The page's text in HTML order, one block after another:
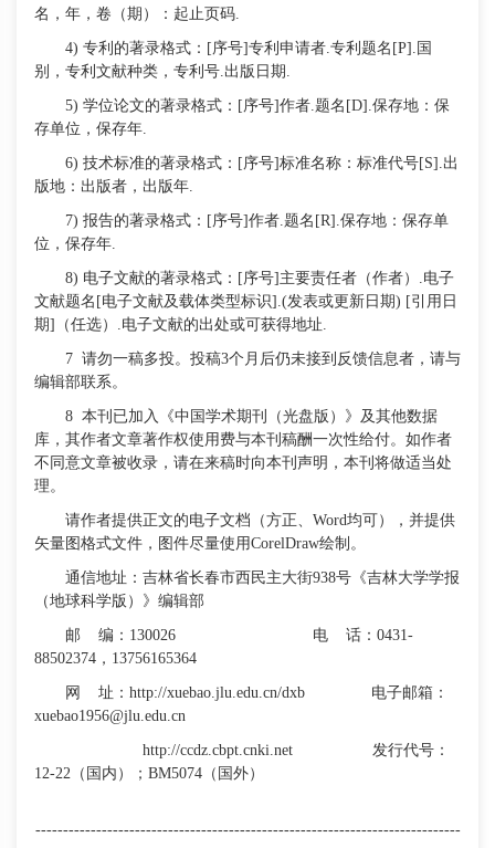
名，年，卷（期）：起止页码.
4) 专利的著录格式：[序号]专利申请者.专利题名[P].国
别，专利文献种类，专利号.出版日期.
5) 学位论文的著录格式：[序号]作者.题名[D].保存地：保
存单位，保存年.
6) 技术标准的著录格式：[序号]标准名称：标准代号[S].出
版地：出版者，出版年.
7) 报告的著录格式：[序号]作者.题名[R].保存地：保存单
位，保存年.
8) 电子文献的著录格式：[序号]主要责任者（作者）.电子
文献题名[电子文献及载体类型标识].(发表或更新日期) [引用日
期]（任选）.电子文献的出处或可获得地址.
7 请勿一稿多投。投稿3个月后仍未接到反馈信息者，请与
编辑部联系。
8 本刊已加入《中国学术期刊（光盘版）》及其他数据
库，其作者文章著作权使用费与本刊稿酬一次性给付。如作者
不同意文章被收录，请在来稿时向本刊声明，本刊将做适当处
理。
请作者提供正文的电子文档（方正、 Word均可），并提供
矢量图格式文件，图件尽量使用CorelDraw绘制。
通信地址： 吉林省长春市西民主大街938号《吉林大学学报
（地球科学版）》编辑部
邮 编： 130026 电 话： 0431-
88502374， 13756165364
网 址： http://xuebao.jlu.edu.cn/dxb
电子邮箱：
xuebao1956@jlu.edu.cn
http://ccdz.cbpt.cnki.net
发行代号：
12-22（国内）；BM5074（国外）
-----------------------------------------------------------------------------